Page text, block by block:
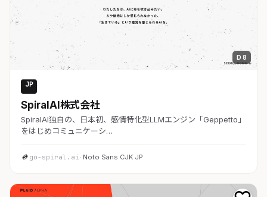
D 8
JP
SpiralAI株式会社
SpiralAI独自の、日本初、感情特化型LLMエンジン「Geppetto」
をはじめコミュニケーシ…
go-spiral.ai· Noto Sans CJK JP